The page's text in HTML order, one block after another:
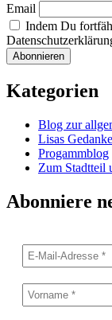
Email
Indem Du
Kategorien
Blog zur
Lisas
Progammblog
Zum Stadtteil
Abonniere